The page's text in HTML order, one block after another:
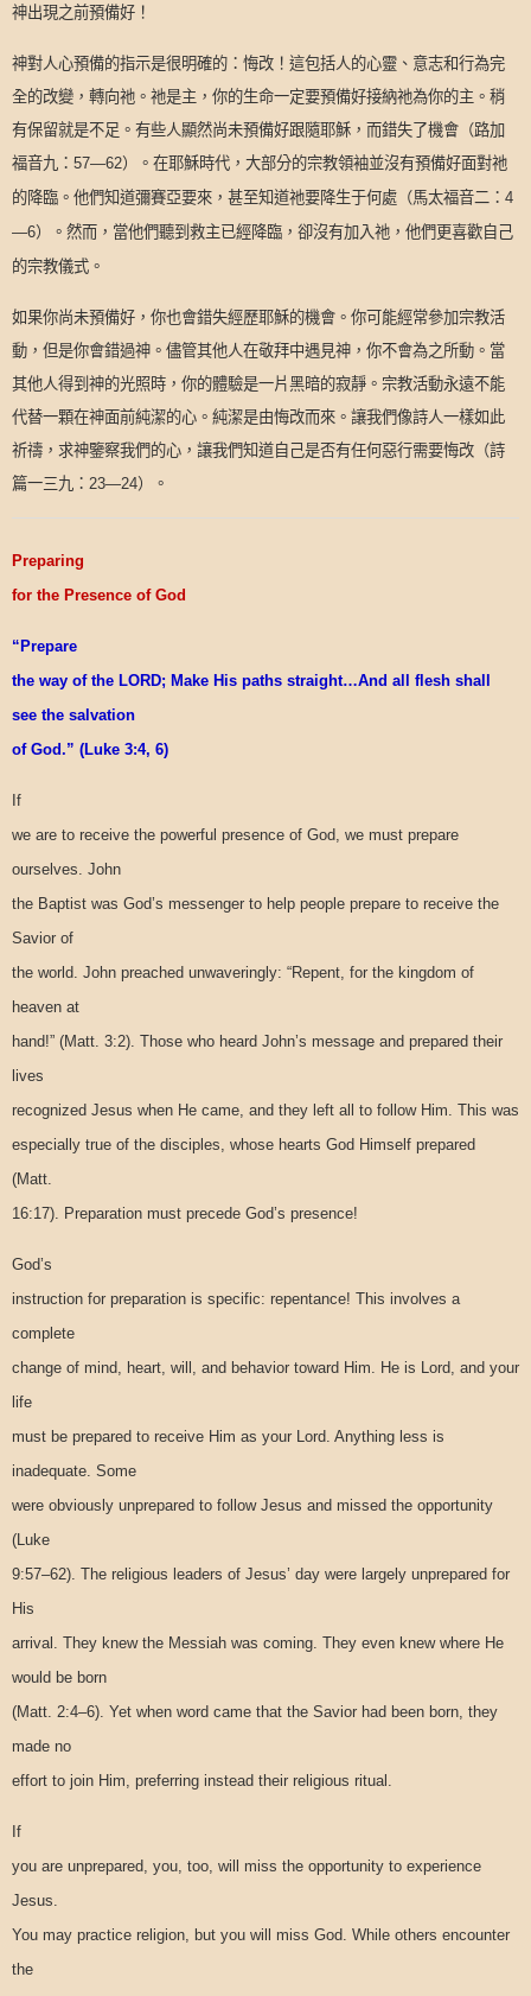
神出現之前預備好！
神對人心預備的指示是很明確的：悔改！這包括人的心靈、意志和行為完
全的改變，轉向祂。祂是主，你的生命一定要預備好接納祂為你的主。稍
有保留就是不足。有些人顯然尚未預備好跟隨耶穌，而錯失了機會（路加
福音九： 57—62）。在耶穌時代，大部分的宗教領袖並沒有預備好面對祂
的降臨。他們知道彌賽亞要來，甚至知道祂要降生于何處（馬太福音二： 4
—6）。然而，當他們聽到救主已經降臨，卻沒有加入祂，他們更喜歡自己
的宗教儀式。
如果你尚未預備好，你也會錯失經歷耶穌的機會。你可能經常參加宗教活
動，但是你會錯過神。儘管其他人在敬拜中遇見神，你不會為之所動。當
其他人得到神的光照時，你的體驗是一片黑暗的寂靜。宗教活動永遠不能
代替一顆在神面前純潔的心。純潔是由悔改而來。讓我們像詩人一樣如此
祈禱，求神鑒察我們的心，讓我們知道自己是否有任何惡行需要悔改（詩
篇一三九： 23—24）。
Preparing
for the Presence of God
“Prepare
the way of the LORD; Make His paths straight…And all flesh shall
see the salvation
of God.” (Luke 3:4, 6)
If
we are to receive the powerful presence of God, we must prepare
ourselves. John
the Baptist was God’s messenger to help people prepare to receive the
Savior of
the world. John preached unwaveringly: “Repent, for the kingdom of
heaven at
hand!” (Matt. 3:2). Those who heard John’s message and prepared their
lives
recognized Jesus when He came, and they left all to follow Him. This was
especially true of the disciples, whose hearts God Himself prepared
(Matt.
16:17). Preparation must precede God’s presence!
God’s
instruction for preparation is specific: repentance! This involves a
complete
change of mind, heart, will, and behavior toward Him. He is Lord, and your
life
must be prepared to receive Him as your Lord. Anything less is
inadequate. Some
were obviously unprepared to follow Jesus and missed the opportunity
(Luke
9:57–62). The religious leaders of Jesus’ day were largely unprepared for
His
arrival. They knew the Messiah was coming. They even knew where He
would be born
(Matt. 2:4–6). Yet when word came that the Savior had been born, they
made no
effort to join Him, preferring instead their religious ritual.
If
you are unprepared, you, too, will miss the opportunity to experience
Jesus.
You may practice religion, but you will miss God. While others encounter
the